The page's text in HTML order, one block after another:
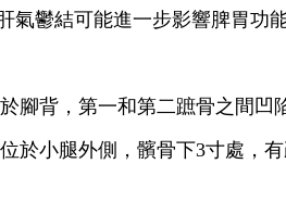
氣鬱結可能進一步影響脾胃功
腳背，第一和第二蹠骨之間凹
於小腿外側，髕骨下3寸處，